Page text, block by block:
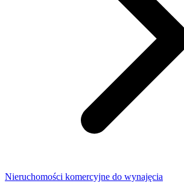
Nieruchomości komercyjne do wynajęcia